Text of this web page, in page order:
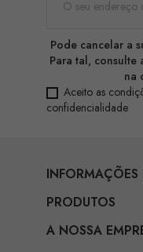
Pode cancelar a
Para tal, consulte
na
Aceito as
confidencialidade
PRODUTOS
A NOSSA